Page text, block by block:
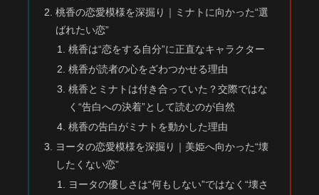
桃香の恋愛模様を深掘り｜ミナトに向かった“選
ばれたい恋”
桃香は“恋をする自分”に正直なキャラクター
桃香が読者の心をざわつかせる理由
桃香とミナトは付き合っていた？交際ではな
く“告白への決着”として読むのが自然
桃香の告白がミナトを動かした理由
ヨータの恋愛模様を深掘り｜美姫へ向かった“壊
したくない恋”
ヨータの優しさは“何もしない”ではなく“壊さ